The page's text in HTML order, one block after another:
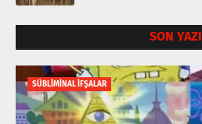
SON YAZI
SÜBLİMİNAL İFŞALAR